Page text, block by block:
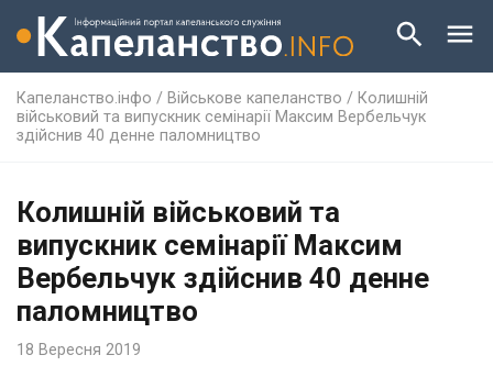
Капеланство.інфо / Військове капеланство / Колишній
військовий та випускник семінарії Максим Вербельчук
здійснив 40 денне паломництво
Колишній військовий та
випускник семінарії Максим
Вербельчук здійснив 40 денне
паломництво
18 Вересня 2019